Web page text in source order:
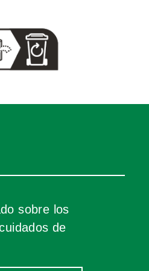
sobre los
de